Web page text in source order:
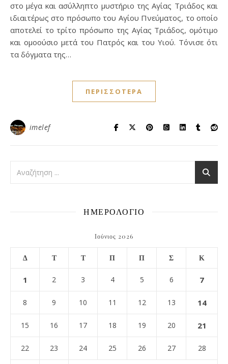
στο μέγα και ασύλληπτο μυστήριο της Αγίας Τριάδος και
ιδιαιτέρως στο πρόσωπο του Αγίου Πνεύματος, το οποίο
αποτελεί το τρίτο πρόσωπο της Αγίας Τριάδος, ομότιμο
και ομοούσιο μετά του Πατρός και του Υιού. Τόνισε ότι
τα δόγματα της…
ΠΕΡΙΣΣΌΤΕΡΑ
imelef
ΗΜΕΡΟΛΟΓΙΟ
Ιούνιος 2026
Δ Τ Τ Π Π Σ Κ
1 2 3 4 5 6 7
8 9 10 11 12 13 14
15 16 17 18 19 20 21
22 23 24 25 26 27 28